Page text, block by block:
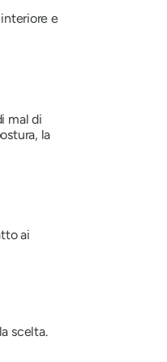
e
mal di
la
ai
scelta.